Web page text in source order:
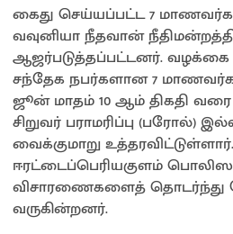
கைது செய்யப்பட்ட 7
வவுனியா நீதவான்
ஆஜர்படுத்தப்பட்டனர். வழக்கை
சந்தேக நபர்களான 7
ஜூன் மாதம் 10 ஆம் திகதி
சிறுவர் பராமரிப்பு (பரோல்)
வைக்குமாறு
ஈரட்டைப்பெரியகுளம்
விசாரணைகளைத்
வருகின்றனர்.